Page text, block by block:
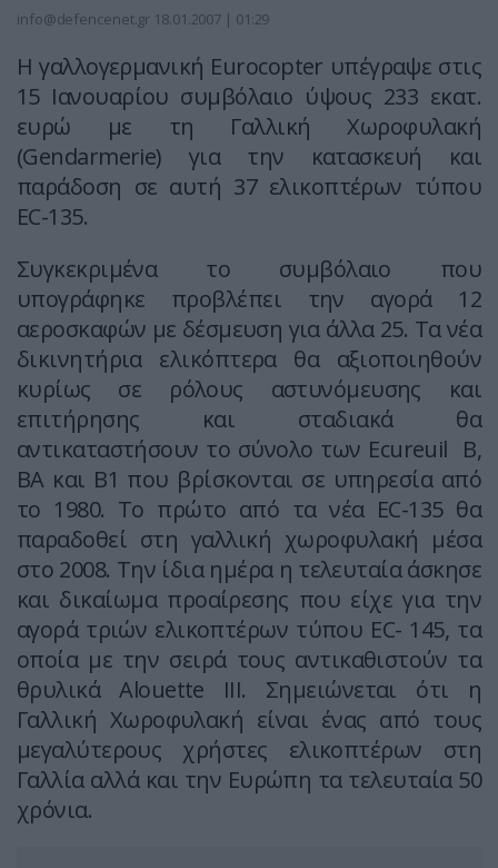
info@defencenet.gr 18.01.2007 | 01:29
H γαλλογερμανική Eurocopter υπέγραψε στις
15 Ιανουαρίου συμβόλαιο ύψους 233 εκατ.
ευρώ με τη Γαλλική Χωροφυλακή
(Gendarmerie) για την κατασκευή και
παράδοση σε αυτή 37 ελικοπτέρων τύπου
EC-135.
Συγκεκριμένα το συμβόλαιο που
υπογράφηκε προβλέπει την αγορά 12
αεροσκαφών με δέσμευση για άλλα 25. Τα νέα
δικινητήρια ελικόπτερα θα αξιοποιηθούν
κυρίως σε ρόλους αστυνόμευσης και
επιτήρησης και σταδιακά θα
αντικαταστήσουν το σύνολο των Ecureuil B,
BA και Β1 που βρίσκονται σε υπηρεσία από
το 1980. Το πρώτο από τα νέα EC-135 θα
παραδοθεί στη γαλλική χωροφυλακή μέσα
στο 2008. Την ίδια ημέρα η τελευταία άσκησε
και δικαίωμα προαίρεσης που είχε για την
αγορά τριών ελικοπτέρων τύπου EC- 145, τα
οποία με την σειρά τους αντικαθιστούν τα
θρυλικά Alouette III. Σημειώνεται ότι η
Γαλλική Χωροφυλακή είναι ένας από τους
μεγαλύτερους χρήστες ελικοπτέρων στη
Γαλλία αλλά και την Ευρώπη τα τελευταία 50
χρόνια.